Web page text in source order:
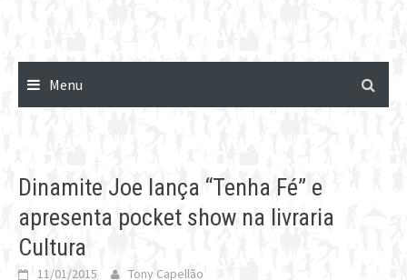
Menu
Dinamite Joe lança “Tenha Fé” e
apresenta pocket show na livraria
Cultura
11/01/2015 Tony Capellão